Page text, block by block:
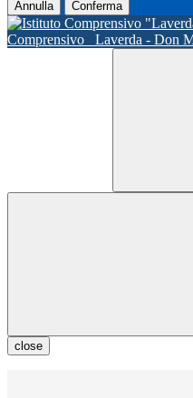
Annulla Conferma
Comprensivo
Laverda - Don
close